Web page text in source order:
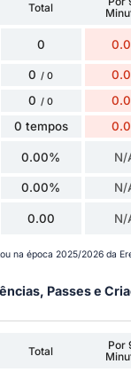
Total
0
0 / 0
0 / 0
0 tempos
0.00% N/
0.00% N/
0.00 N/
na época 2025/2026 da
Passes e
Total
Por